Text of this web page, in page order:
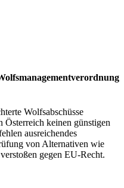
Wolfsabschüsse
keinen günstigen
ausreichendes
von Alternativen wie
gegen EU-Recht.